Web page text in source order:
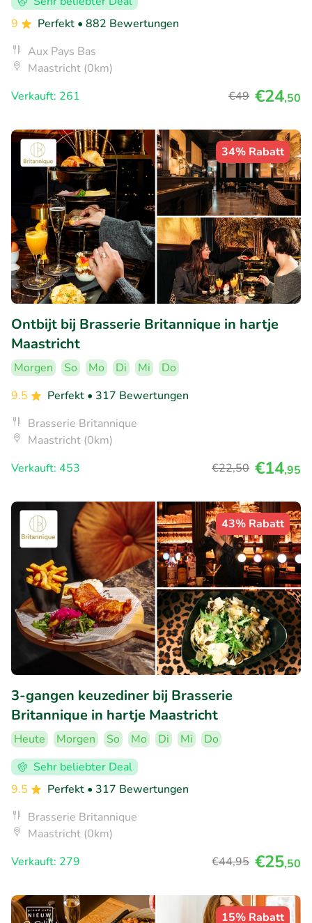
9
Perfekt • 882 Bewertungen
Aux Pays Bas
Maastricht (0km)
Verkauft: 261
€49 €24,50
34% Rabatt
Ontbijt bij Brasserie Britannique in hartje
Maastricht
Morgen So Mo Di Mi
Do
9.5
Perfekt • 317 Bewertungen
Brasserie Britannique
Maastricht (0km)
Verkauft: 453
€22,50 €14,95
43% Rabatt
3-gangen keuzediner bij Brasserie
Britannique in hartje Maastricht
Heute Morgen So Mo Di Mi
Do
Sehr beliebter Deal
9.5
Perfekt • 317 Bewertungen
Brasserie Britannique
Maastricht (0km)
Verkauft: 279
€44,95 €25,50
15% Rabatt